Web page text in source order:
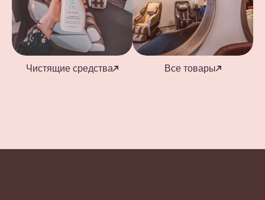
Чистящие средства Все товары